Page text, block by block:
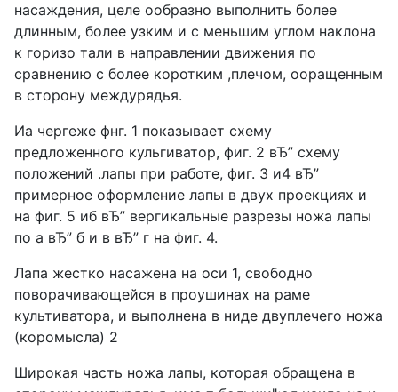
насаждения, целе ообразно выполнить более
длинным, более узким и с меньшим углом наклона
к горизо тали в направлении движения по
сравнению с более коротким ,плечом, ооращенным
в сторону междурядья.
Иа чергеже фнг. 1 показывает схему
предложенного кульгиватор, фиг. 2 вЂ” схему
положений .лапы при работе, фиг. 3 и4 вЂ”
примерное оформление лапы в двух проекциях и
на фиг. 5 иб вЂ” вергикальные разрезы ножа лапы
по а вЂ” б и в вЂ” г на фиг. 4.
Лапа жестко насажена на оси 1, свободно
поворачивающейся в проушинах на раме
культиватора, и выполнена в ниде двуплечего ножа
(коромысла) 2
Широкая часть ножа лапы, которая обращена в